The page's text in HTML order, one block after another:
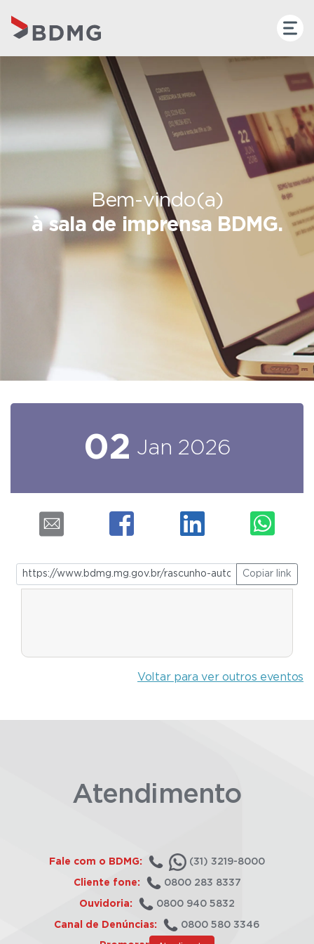
Bem-vindo(a)
à sala de imprensa BDMG.
02 Jan 2026
Copiar link
Voltar para ver outros eventos
Atendimento
Fale com o BDMG: (31) 3219-8000
Cliente fone: 0800 283 8337
Ouvidoria: 0800 940 5832
Canal de Denúncias: 0800 580 3346